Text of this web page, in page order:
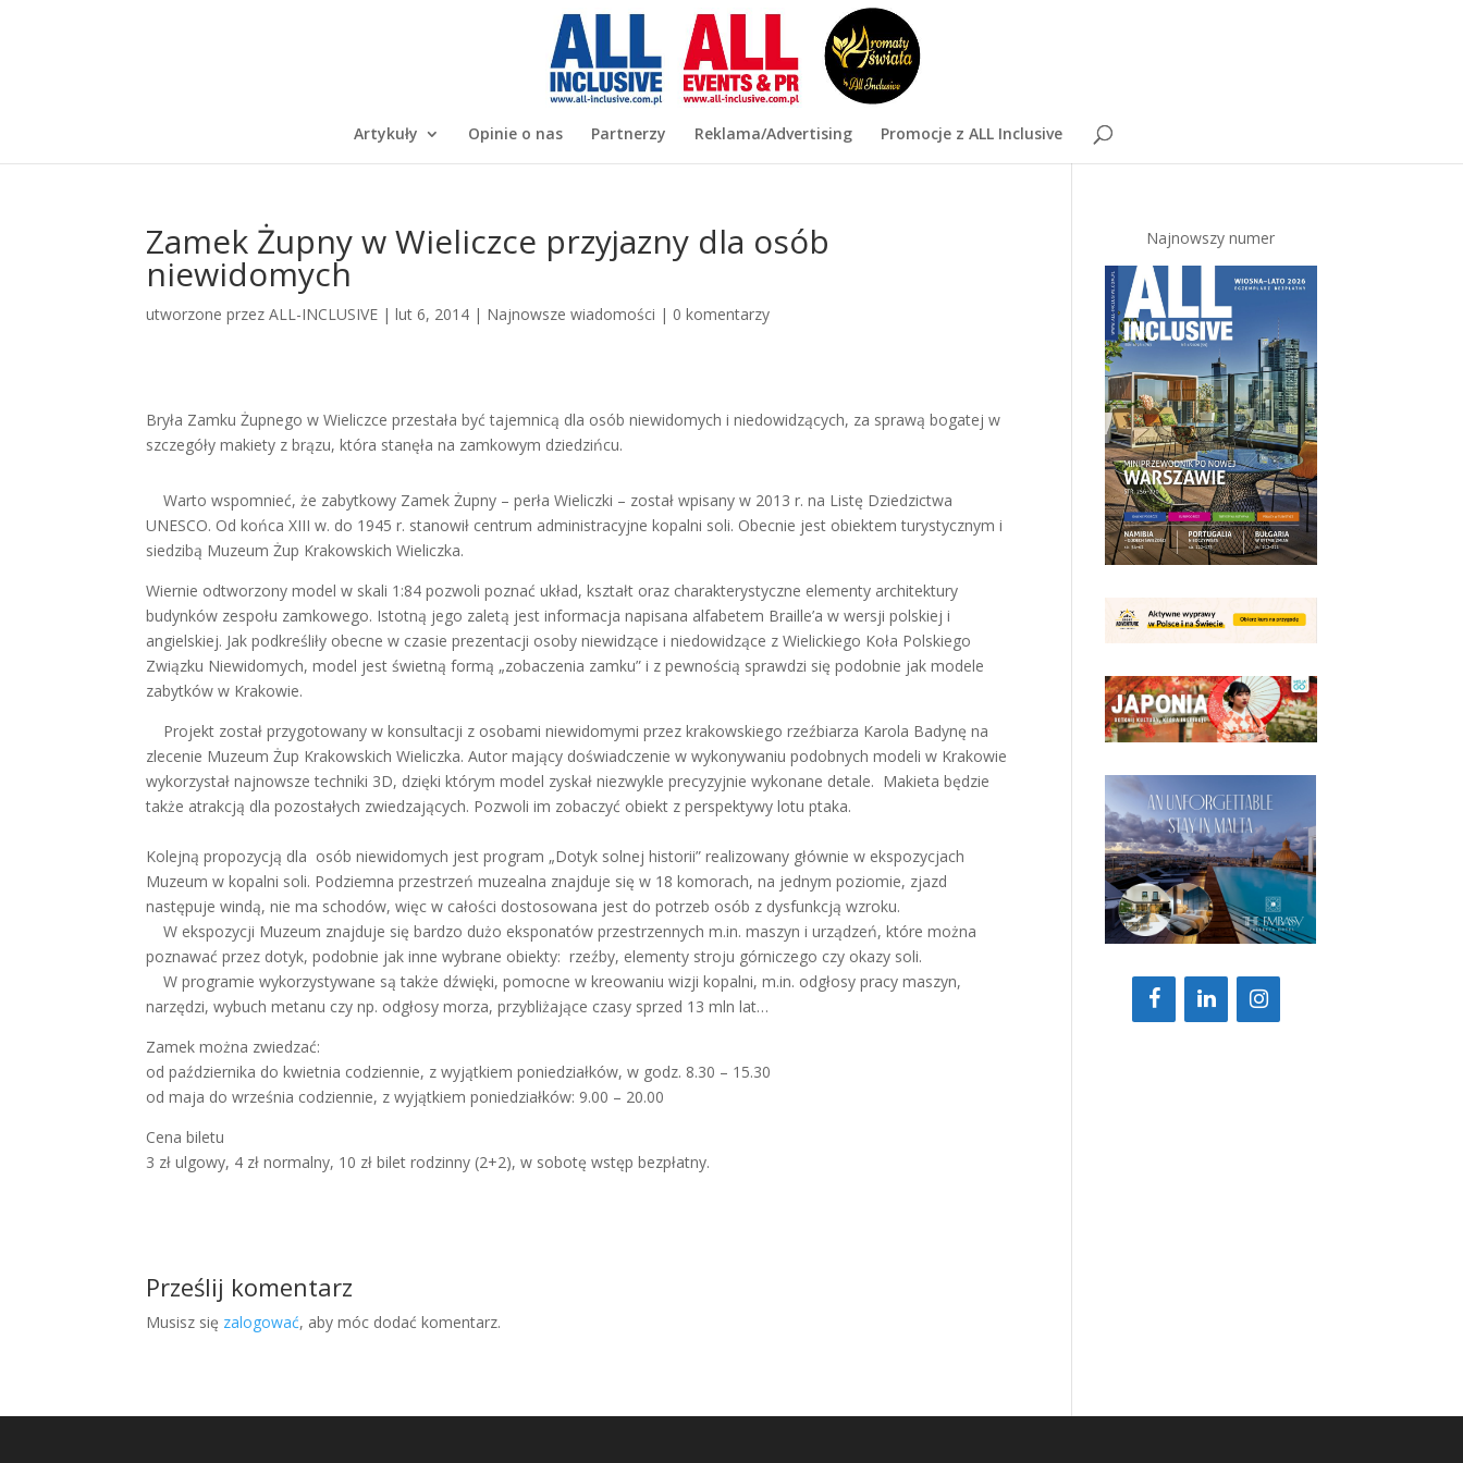
Artykuły Opinie o nas Partnerzy Reklama/Advertising Promocje z ALL Inclusive
Zamek Żupny w Wieliczce przyjazny dla osób
niewidomych
utworzone przezALL-INCLUSIVE |lut 6, 2014 | Najnowsze wiadomości | 0 komentarzy
Bryła Zamku Żupnego w Wieliczce przestała być tajemnicą dla osób niewidomych i niedowidzących, za sprawą bogatej w
szczegóły makiety z brązu, która stanęła na zamkowym dziedzińcu.
Warto wspomnieć, że zabytkowy Zamek Żupny – perła Wieliczki – został wpisany w 2013 r. na Listę Dziedzictwa
UNESCO. Od końca XIII w. do 1945 r. stanowił centrum administracyjne kopalni soli. Obecnie jest obiektem turystycznym i
siedzibą Muzeum Żup Krakowskich Wieliczka.
Wiernie odtworzony model w skali 1:84 pozwoli poznać układ, kształt oraz charakterystyczne elementy architektury
budynków zespołu zamkowego. Istotną jego zaletą jest informacja napisana alfabetem Braille’a w wersji polskiej i
angielskiej. Jak podkreśliły obecne w czasie prezentacji osoby niewidzące i niedowidzące z Wielickiego Koła Polskiego
Związku Niewidomych, model jest świetną formą „zobaczenia zamku” i z pewnością sprawdzi się podobnie jak modele
zabytków w Krakowie.
Projekt został przygotowany w konsultacji z osobami niewidomymi przez krakowskiego rzeźbiarza Karola Badynę na
zlecenie Muzeum Żup Krakowskich Wieliczka. Autor mający doświadczenie w wykonywaniu podobnych modeli w Krakowie
wykorzystał najnowsze techniki 3D, dzięki którym model zyskał niezwykle precyzyjnie wykonane detale. Makieta będzie
także atrakcją dla pozostałych zwiedzających. Pozwoli im zobaczyć obiekt z perspektywy lotu ptaka.
Kolejną propozycją dla osób niewidomych jest program „Dotyk solnej historii” realizowany głównie w ekspozycjach
Muzeum w kopalni soli. Podziemna przestrzeń muzealna znajduje się w 18 komorach, na jednym poziomie, zjazd
następuje windą, nie ma schodów, więc w całości dostosowana jest do potrzeb osób z dysfunkcją wzroku.
W ekspozycji Muzeum znajduje się bardzo dużo eksponatów przestrzennych m.in. maszyn i urządzeń, które można
poznawać przez dotyk, podobnie jak inne wybrane obiekty: rzeźby, elementy stroju górniczego czy okazy soli.
W programie wykorzystywane są także dźwięki, pomocne w kreowaniu wizji kopalni, m.in. odgłosy pracy maszyn,
narzędzi, wybuch metanu czy np. odgłosy morza, przybliżające czasy sprzed 13 mln lat…
Zamek można zwiedzać:
od października do kwietnia codziennie, z wyjątkiem poniedziałków, w godz. 8.30 – 15.30
od maja do września codziennie, z wyjątkiem poniedziałków: 9.00 – 20.00
Cena biletu
3 zł ulgowy, 4 zł normalny, 10 zł bilet rodzinny (2+2), w sobotę wstęp bezpłatny.
Prześlij komentarz
Musisz się zalogować, aby móc dodać komentarz.
Najnowszy numer